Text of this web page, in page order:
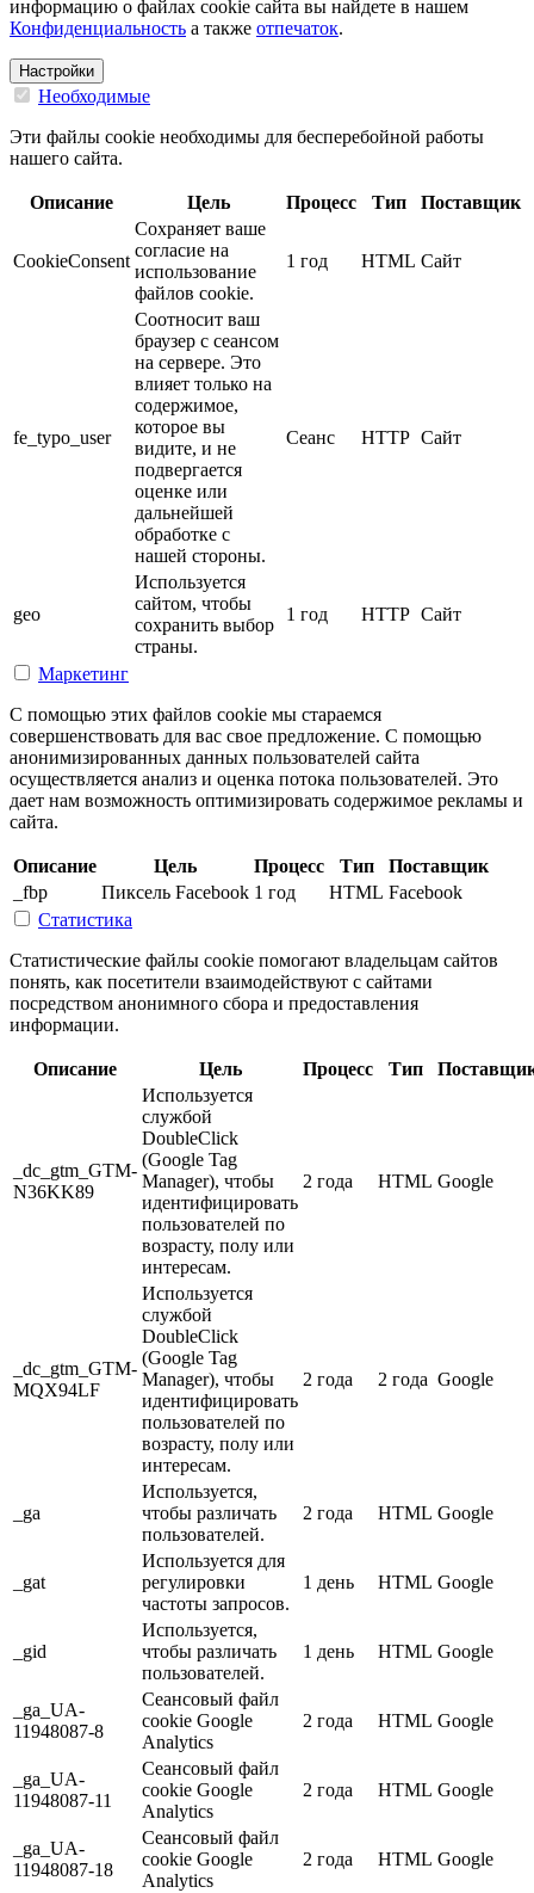
информацию о файлах cookie сайта вы найдете в нашем
Конфиденциальность а также отпечаток.
Настройки
Необходимые
Эти файлы cookie необходимы для бесперебойной работы
нашего сайта.
Описание Цель Процесс Тип Поставщик
CookieConsent
Сохраняет ваше
согласие на
использование
файлов cookie.
1 год HTML Сайт
fe_typo_user
Соотносит ваш
браузер с сеансом
на сервере. Это
влияет только на
содержимое,
которое вы
видите, и не
подвергается
оценке или
дальнейшей
обработке с
нашей стороны.
Сеанс HTTP Сайт
geo
Используется
сайтом, чтобы
сохранить выбор
страны.
1 год HTTP Сайт
Маркетинг
С помощью этих файлов cookie мы стараемся
совершенствовать для вас свое предложение. С помощью
анонимизированных данных пользователей сайта
осуществляется анализ и оценка потока пользователей. Это
дает нам возможность оптимизировать содержимое рекламы и
сайта.
Описание Цель Процесс Тип
Поставщик
_fbp
Пиксель Facebook 1 год HTML Facebook
Статистика
Статистические файлы cookie помогают владельцам сайтов
понять, как посетители взаимодействуют с сайтами
посредством анонимного сбора и предоставления
информации.
Описание Цель Процесс Тип
_dc_gtm_GTM-
N36KK89
Используется
службой
DoubleClick
(Google Tag
Manager), чтобы
идентифицировать
пользователей по
возрасту, полу или
интересам.
2 года HTML Google
_dc_gtm_GTM-
MQX94LF
Используется
службой
DoubleClick
(Google Tag
Manager), чтобы
идентифицировать
пользователей по
возрасту, полу или
интересам.
2 года 2 года Google
_ga
Используется,
чтобы различать
пользователей.
2 года HTML Google
_gat
Используется для
регулировки
частоты запросов.
1 день HTML Google
_gid
Используется,
чтобы различать
пользователей.
1 день HTML Google
_ga_UA-
11948087-8
Сеансовый файл
cookie Google
Analytics
2 года HTML Google
_ga_UA-
11948087-11
Сеансовый файл
cookie Google
Analytics
2 года HTML Google
_ga_UA-
11948087-18
Сеансовый файл
cookie Google
Analytics
2 года HTML Google